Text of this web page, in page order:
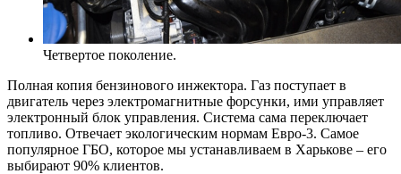
Четвертое поколение.
Полная копия бензинового инжектора. Газ поступает в
двигатель через электромагнитные форсунки, ими управляет
электронный блок управления. Система сама переключает
топливо. Отвечает экологическим нормам Евро-3. Самое
популярное ГБО, которое мы устанавливаем в Харькове – его
выбирают 90% клиентов.